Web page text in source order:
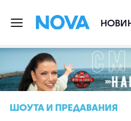
ШОУТА И ПРЕДАВАНИЯ